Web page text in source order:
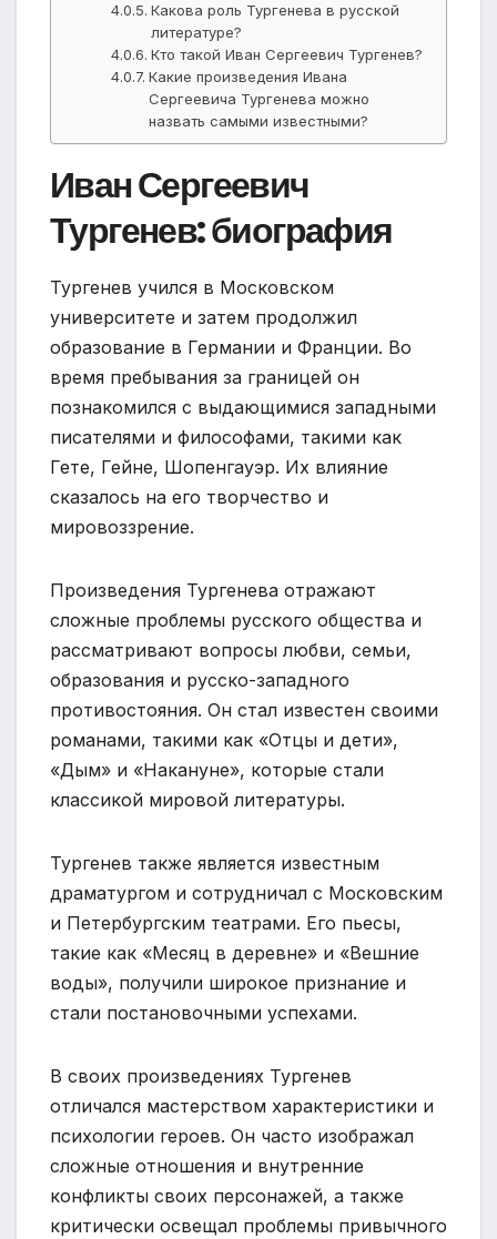
Какова роль Тургенева в русской
литературе?
Кто такой Иван Сергеевич Тургенев?
Какие произведения Ивана
Сергеевича Тургенева можно
назвать самыми известными?
Иван Сергеевич
Тургенев: биография
Тургенев учился в Московском
университете и затем продолжил
образование в Германии и Франции. Во
время пребывания за границей он
познакомился с выдающимися западными
писателями и философами, такими как
Гете, Гейне, Шопенгауэр. Их влияние
сказалось на его творчество и
мировоззрение.
Произведения Тургенева отражают
сложные проблемы русского общества и
рассматривают вопросы любви, семьи,
образования и русско-западного
противостояния. Он стал известен своими
романами, такими как «Отцы и дети»,
«Дым» и «Накануне», которые стали
классикой мировой литературы.
Тургенев также является известным
драматургом и сотрудничал с Московским
и Петербургским театрами. Его пьесы,
такие как «Месяц в деревне» и «Вешние
воды», получили широкое признание и
стали постановочными успехами.
В своих произведениях Тургенев
отличался мастерством характеристики и
психологии героев. Он часто изображал
сложные отношения и внутренние
конфликты своих персонажей, а также
критически освещал проблемы привычного